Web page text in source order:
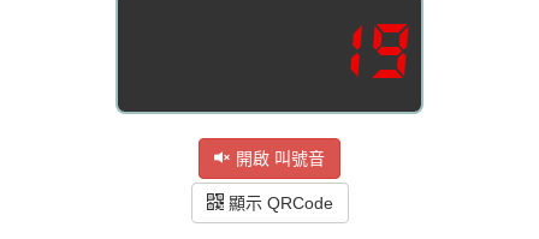
19
開啟 叫號音
顯示 QRCode